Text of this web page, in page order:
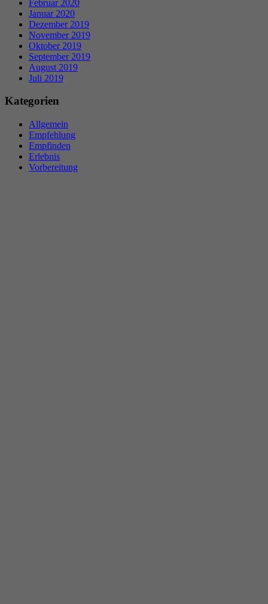
Februar 2020
Januar 2020
Dezember 2019
November 2019
Oktober 2019
September 2019
August 2019
Juli 2019
Kategorien
Allgemein
Empfehlung
Empfinden
Erlebnis
Vorbereitung